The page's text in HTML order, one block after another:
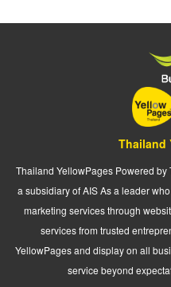
Thailand
Thailand YellowPages Powered
a subsidiary of AIS As a leader
marketing services through
services from trusted
YellowPages and display on all
service beyond